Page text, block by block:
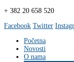
+ 382 20 658 520
Facebook Twitter
Početna
Novosti
O nama